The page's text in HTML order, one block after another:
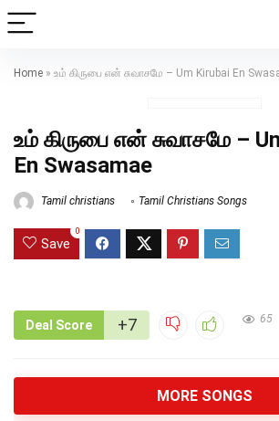
Home » உம் கிருபை என் சுவாசமே – Um Kirubai En
உம் கிருபை என் சுவாசமே –
En Swasamae
Tamil christians Tamil Christians Songs
Save
0
Deal Score +7 65
MORE SONGS